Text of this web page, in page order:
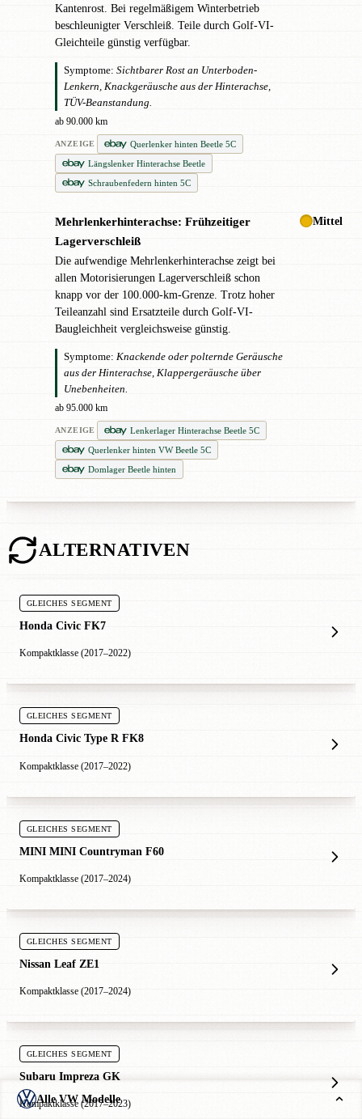
Kantenrost. Bei regelmäßigem Winterbetrieb
beschleunigter Verschleiß. Teile durch Golf-VI-
Gleichteile günstig verfügbar.
Symptome: Sichtbarer Rost an Unterboden-
Lenkern, Knackgeräusche aus der Hinterachse,
TÜV-Beanstandung.
ab 90.000 km
ANZEIGE
Querlenker hinten Beetle 5C
Längslenker Hinterachse Beetle
Schraubenfedern hinten 5C
Mehrlenkerhinterachse: Frühzeitiger
Lagerverschleiß
Die aufwendige Mehrlenkerhinterachse zeigt bei
allen Motorisierungen Lagerverschleiß schon
knapp vor der 100.000-km-Grenze. Trotz hoher
Teileanzahl sind Ersatzteile durch Golf-VI-
Baugleichheit vergleichsweise günstig.
Symptome: Knackende oder polternde Geräusche
aus der Hinterachse, Klappergeräusche über
Unebenheiten.
ab 95.000 km
ANZEIGE
Lenkerlager Hinterachse Beetle 5C
Querlenker hinten VW Beetle 5C
Domlager Beetle hinten
Mittel
ALTERNATIVEN
GLEICHES SEGMENT
Honda Civic FK7
Kompaktklasse (2017–2022)
GLEICHES SEGMENT
Honda Civic Type R FK8
Kompaktklasse (2017–2022)
GLEICHES SEGMENT
MINI MINI Countryman F60
Kompaktklasse (2017–2024)
GLEICHES SEGMENT
Nissan Leaf ZE1
Kompaktklasse (2017–2024)
GLEICHES SEGMENT
Subaru Impreza GK
Kompaktklasse (2017–2023)
Alle VW Modelle